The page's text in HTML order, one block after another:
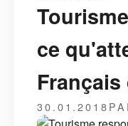
ce
30.01.2018